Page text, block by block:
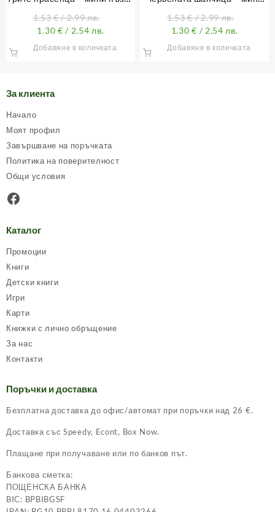
1.53€/ 2.99 лв.
1.30 € / 2.54 лв.
Добавяне в количката
1.53€/ 2.99 лв.
1.30€ / 2.54 лв.
Добавяне в количката
За клиента
Начало
Моят профил
Завършване на поръчката
Политика на поверителност
Общи условия
Facebook
Каталог
Промоции
Книги
Детски книги
Игри
Карти
Книжки с лично обръщение
За нас
Контакти
Поръчки и доставка
Безплатна доставка до офис/автомат при поръчки над 26 €.
Доставка със Speedy, Econt, Box Now.
Плащане при получаване или по банков път.
Банкова сметка:
ПОЩЕНСКА БАНКА
BIC: BPBIBGSF